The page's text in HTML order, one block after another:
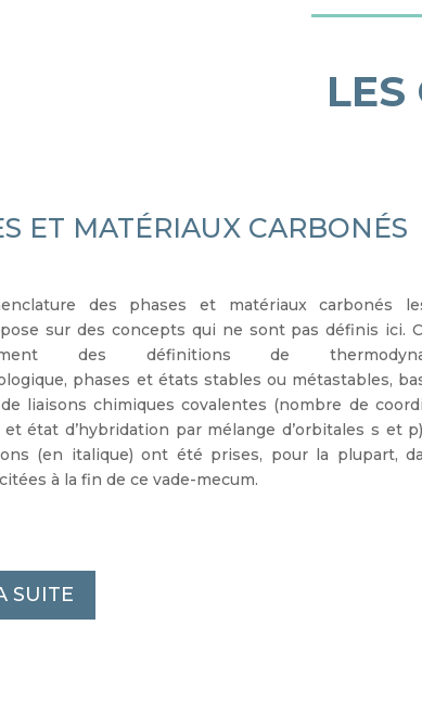
LES
ET MATÉRIAUX CARBONÉS
des phases et matériaux carbonés
sur des concepts qui ne sont pas définis ici.
des définitions de
phases et états stables ou métastables,
de liaisons chimiques covalentes (nombre de
et état d’hybridation par mélange d’orbitales s et
(en italique) ont été prises, pour la plupart,
à la fin de ce vade-mecum.
SUITE